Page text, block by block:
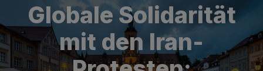
Globale Solidarität
mit den Iran-